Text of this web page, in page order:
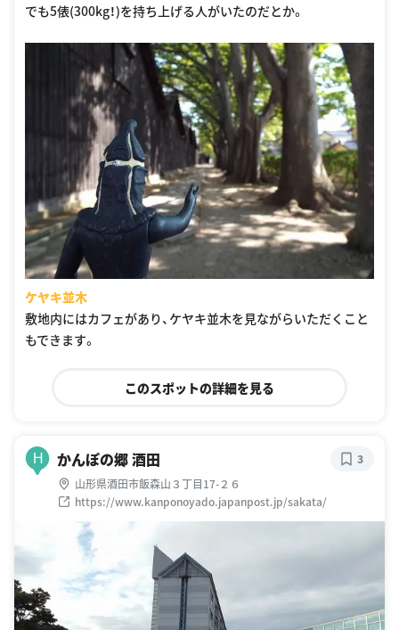
でも5俵(300kg！)を持ち上げる人がいたのだとか。
ケヤキ並木
敷地内にはカフェがあり、ケヤキ並木を見ながらいただくこと
もできます。
このスポットの詳細を見る
H かんぽの郷 酒田
山形県酒田市飯森山３丁目17-２６
https://www.kanponoyado.japanpost.jp/sakata/
3